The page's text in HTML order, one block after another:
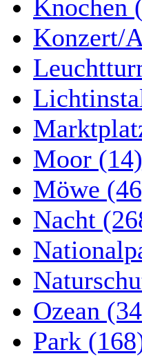
Knochen
Konzert/
Moor (14)
Möwe
Nacht
Ozean
Park